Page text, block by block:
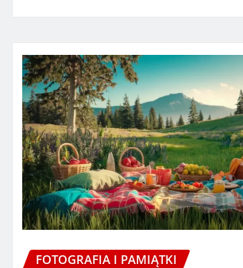
FOTOGRAFIA I PAMIĄTKI